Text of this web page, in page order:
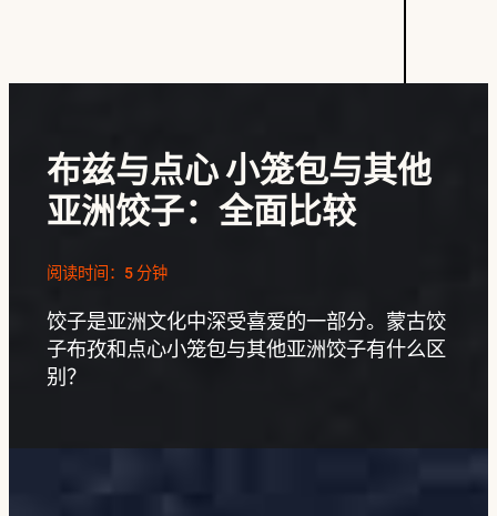
布兹与点心 小笼包与其他
亚洲饺子：全面比较
阅读时间：5 分钟
饺子是亚洲文化中深受喜爱的一部分。蒙古饺
子布孜和点心小笼包与其他亚洲饺子有什么区
别？